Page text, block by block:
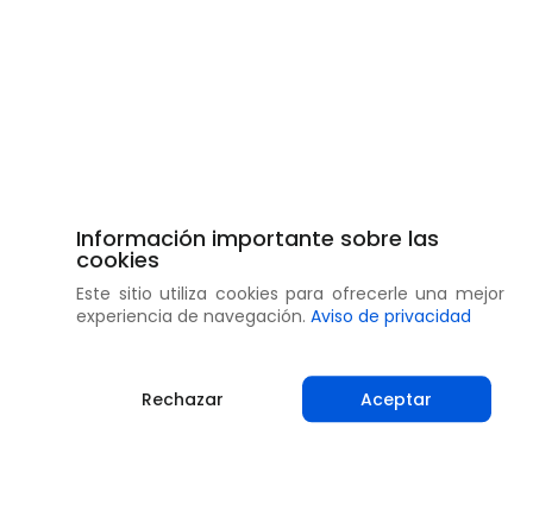
Información importante sobre las
cookies
Este sitio utiliza cookies para ofrecerle una mejor
experiencia de navegación. Aviso de privacidad
Rechazar Aceptar